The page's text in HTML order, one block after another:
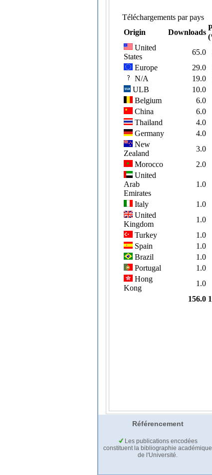
Référencement
Les publications encodées
constituent la bibliographie académique
de l'Université.